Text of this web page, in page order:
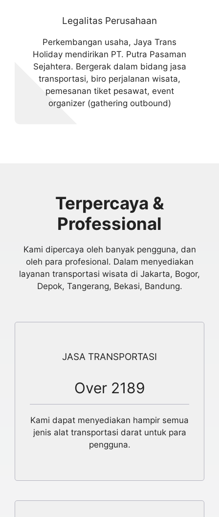
Legalitas Perusahaan
Perkembangan usaha, Jaya Trans
Holiday mendirikan PT. Putra Pasaman
Sejahtera. Bergerak dalam bidang jasa
transportasi, biro perjalanan wisata,
pemesanan tiket pesawat, event
organizer (gathering outbound)
Terpercaya &
Professional
Kami dipercaya oleh banyak pengguna, dan
oleh para profesional. Dalam menyediakan
layanan transportasi wisata di Jakarta, Bogor,
Depok, Tangerang, Bekasi, Bandung.
JASA TRANSPORTASI
Over 2189
Kami dapat menyediakan hampir semua
jenis alat transportasi darat untuk para
pengguna.